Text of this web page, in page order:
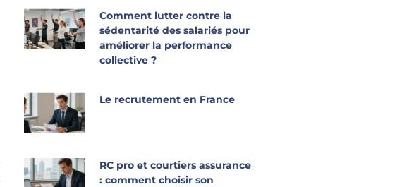
Comment lutter contre la
sédentarité des salariés pour
améliorer la performance
collective ?
Le recrutement en France
RC pro et courtiers assurance
: comment choisir son